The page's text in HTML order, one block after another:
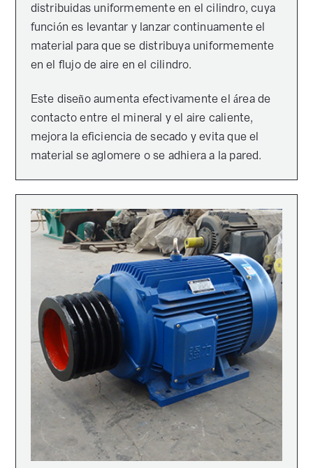
distribuidas uniformemente en el cilindro, cuya
función es levantar y lanzar continuamente el
material para que se distribuya uniformemente
en el flujo de aire en el cilindro.
Este diseño aumenta efectivamente el área de
contacto entre el mineral y el aire caliente,
mejora la eficiencia de secado y evita que el
material se aglomere o se adhiera a la pared.